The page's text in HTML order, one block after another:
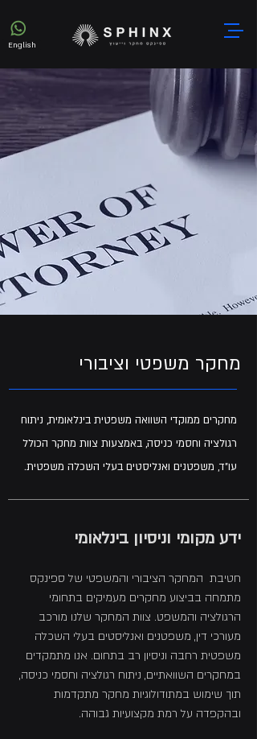
English
מחקר משפטי וציבורי
מחקרים ממוקדי השוואה משפטית בינלאומית, ניתוח
רגולציה וחסמי כניסה, באמצעות צוות מחקר הכולל
עו"ד, משפטנים ואנליסטים בעלי השכלה משפטית.
​ידע מקומי וניסיון בינלאומי
חטיבת המחקר הציבורי והמשפטי של ספינקס
מתמחה בביצוע מחקרים מעמיקים בתחומי
הרגולציה והמשפט. צוות המחקר שלנו מורכב
מעורכי דין, משפטנים ואנליסטים בעלי השכלה
משפטית רחבה וניסיון רב בתחום. אנו מתמקדים
במחקרים השוואתיים, ניתוח רגולציה וחסמי כניסה,
תוך שימוש במתודולוגיות מחקר מתקדמות
ובהקפדה על רמת מקצועיות גבוהה.